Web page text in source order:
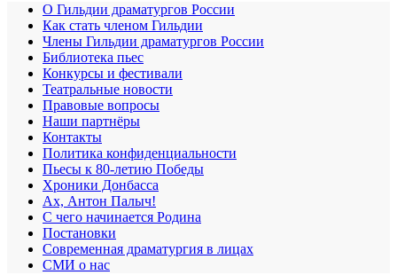
О Гильдии драматургов России
Как стать членом Гильдии
Члены Гильдии драматургов России
Библиотека пьес
Конкурсы и фестивали
Театральные новости
Правовые вопросы
Наши партнёры
Контакты
Политика конфиденциальности
Пьесы к 80-летию Победы
Хроники Донбасса
Ах, Антон Палыч!
С чего начинается Родина
Постановки
Современная драматургия в лицах
СМИ о нас